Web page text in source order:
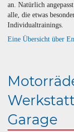
an. Natürlich
alle, die etwas
Individualtrainings.
Eine Übersicht über
Garage